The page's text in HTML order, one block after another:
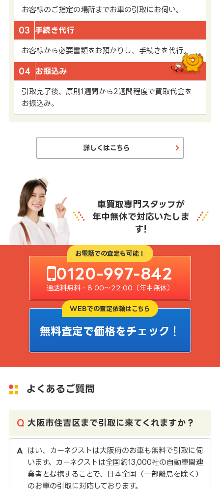
お客様のご指定の場所までお車の引取にお伺い。
03 手続き代行
お客様から必要書類をお預かりし、手続きを代行。
04 お振込み
引取完了後、原則1週間から2週間程度で買取代金を
お振込み。
詳しくはこちら
車買取専門スタッフが
年中無休で対応いたしま
す!
お電話での査定も可能！
0120-997-842
通話料無料・8:00〜22:00（年中無休）
WEBでの査定依頼はこちら
無料査定で価格をチェック！
よくあるご質問
大阪市住吉区まで引取に来てくれますか？
はい、カーネクストは大阪府のお車も無料で引取に伺
います。カーネクストは全国約13,000社の自動車関連
業者と提携することで、日本全国（一部離島を除く）
のお車の引取に対応しております。